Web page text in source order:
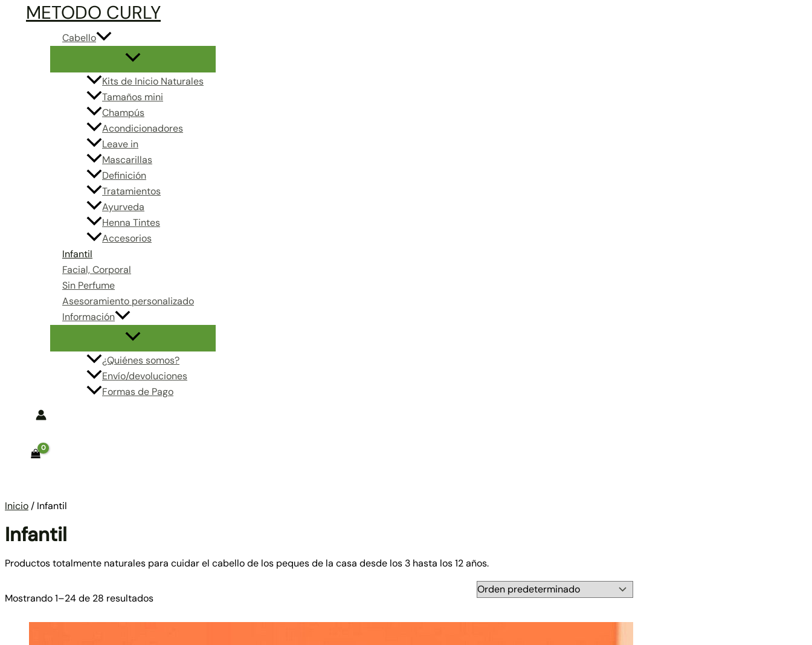
METODO CURLY
Cabello
Kits de Inicio Naturales
Tamaños mini
Champús
Acondicionadores
Leave in
Mascarillas
Definición
Tratamientos
Ayurveda
Henna Tintes
Accesorios
Infantil
Facial, Corporal
Sin Perfume
Asesoramiento personalizado
Información
¿Quiénes somos?
Envío/devoluciones
Formas de Pago
Inicio / Infantil
Infantil
Productos totalmente naturales para cuidar el cabello de los peques de la casa desde los 3 hasta los 12 años.
Mostrando 1–24 de 28 resultados
Rango
de
precios:
desde
15,00€
hasta
23,50€